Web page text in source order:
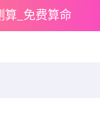
算_免费算命